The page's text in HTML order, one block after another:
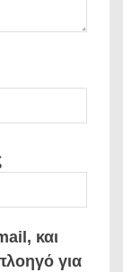
και
για